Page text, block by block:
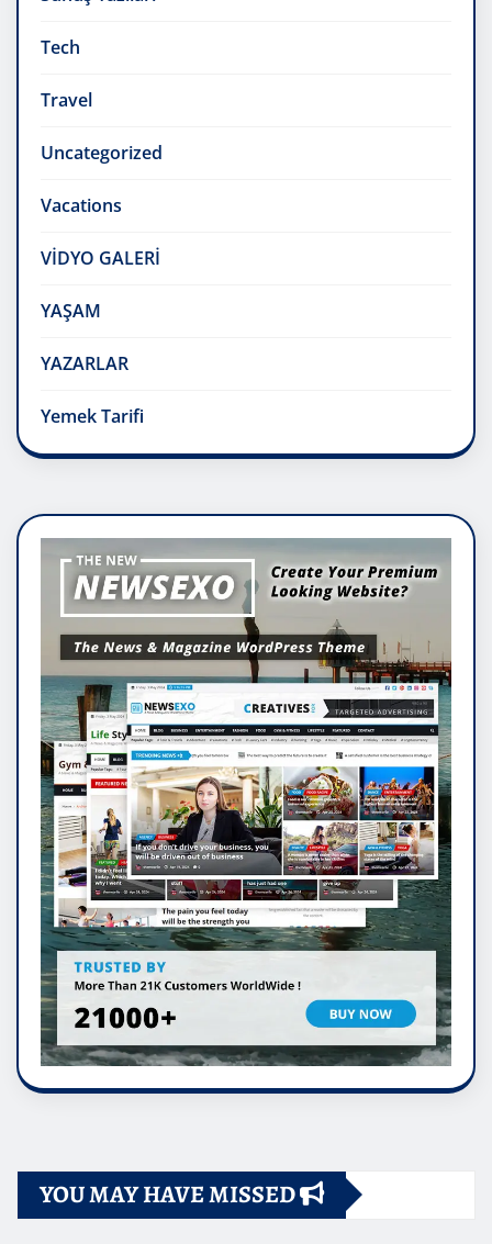
Tech
Travel
Uncategorized
Vacations
VİDYO GALERİ
YAŞAM
YAZARLAR
Yemek Tarifi
YOU MAY HAVE MISSED